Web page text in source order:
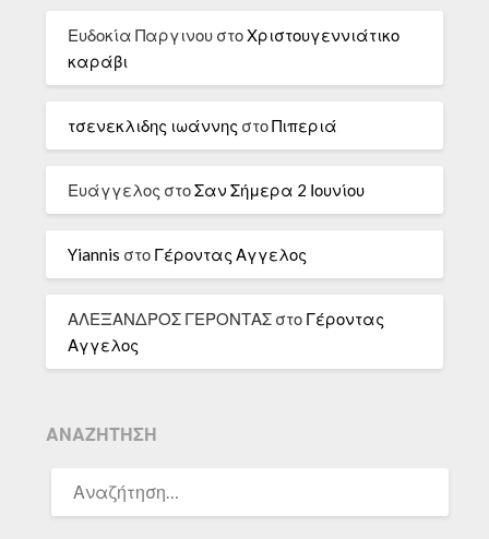
Ευδοκία Παργινου στοΧριστουγεννιάτικο
καράβι
τσενεκλιδης ιωάννης στοΠιπεριά
Ευάγγελος στοΣαν Σήμερα 2 Ιουνίου
Yiannis στο Γέροντας Αγγελος
ΑΛΕΞΑΝΔΡΟΣ ΓΕΡΟΝΤΑΣ στο Γέροντας
Αγγελος
ΑΝΑΖΉΤΗΣΗ
ΓΙΑ: